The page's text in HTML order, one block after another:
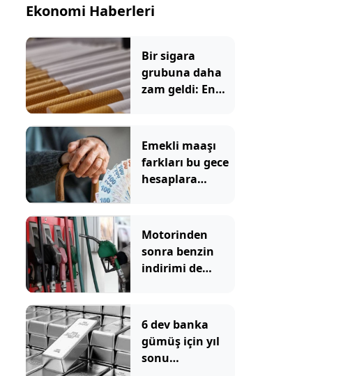
Ekonomi Haberleri
Bir sigara
grubuna daha
zam geldi: En
Emekli maaşı
farkları bu gece
hesaplara
Motorinden
sonra benzin
indirimi de
6 dev banka
gümüş için yıl
sonu